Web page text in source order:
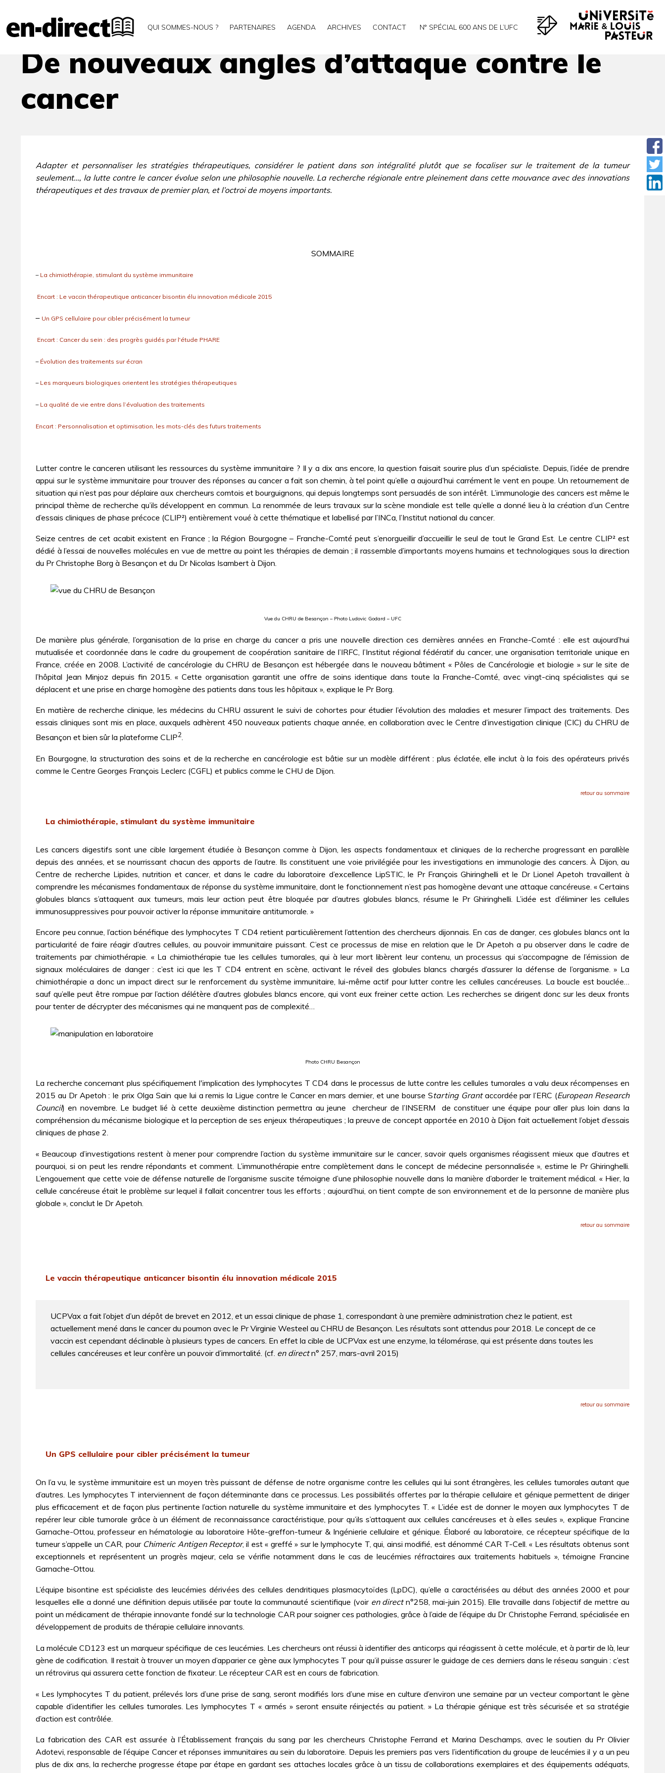
QUI SOMMES-NOUS ? PARTENAIRES AGENDA ARCHIVES CONTACT N° SPÉCIAL 600 ANS DE L’UFC
Archives De nouveaux angles d’attaque contre le cancer
De nouveaux angles d’attaque contre le
cancer
Adapter et personnaliser les stratégies thérapeutiques, considérer le patient dans son intégralité plutôt que se focaliser sur le traitement de la tumeur
seulement…, la lutte contre le cancer évolue selon une philosophie nouvelle. La recherche régionale entre pleinement dans cette mouvance avec des innovations
thérapeutiques et des travaux de premier plan, et l’octroi de moyens importants.
SOMMAIRE
– La chimiothérapie, stimulant du système immunitaire
Encart : Le vaccin thérapeutique anticancer bisontin élu innovation médicale 2015
– Un GPS cellulaire pour cibler précisément la tumeur
Encart : Cancer du sein : des progrès guidés par l'étude PHARE
– Évolution des traitements sur écran
– Les marqueurs biologiques orientent les stratégies thérapeutiques
– La qualité de vie entre dans l’évaluation des traitements
Encart : Personnalisation et optimisation, les mots-clés des futurs traitements
Lutter contre le canceren utilisant les ressources du système immunitaire ? Il y a dix ans encore, la question faisait sourire plus d’un spécialiste. Depuis, l’idée de prendre
appui sur le système immunitaire pour trouver des réponses au cancer a fait son chemin, à tel point qu’elle a aujourd’hui carrément le vent en poupe. Un retournement de
situation qui n’est pas pour déplaire aux chercheurs comtois et bourguignons, qui depuis longtemps sont persuadés de son intérêt. L’immunologie des cancers est même le
principal thème de recherche qu’ils développent en commun. La renommée de leurs travaux sur la scène mondiale est telle qu’elle a donné lieu à la création d’un Centre
d’essais cliniques de phase précoce (CLIP²) entièrement voué à cette thématique et labellisé par l’INCa, l’Institut national du cancer.
Seize centres de cet acabit existent en France ; la Région Bourgogne – Franche-Comté peut s’enorgueillir d’accueillir le seul de tout le Grand Est. Le centre CLIP² est
dédié à l’essai de nouvelles molécules en vue de mettre au point les thérapies de demain ; il rassemble d’importants moyens humains et technologiques sous la direction
du Pr Christophe Borg à Besançon et du Dr Nicolas Isambert à Dijon.
Vue du CHRU de Besançon – Photo Ludovic Godard – UFC
De manière plus générale, l’organisation de la prise en charge du cancer a pris une nouvelle direction ces dernières années en Franche-Comté : elle est aujourd’hui
mutualisée et coordonnée dans le cadre du groupement de coopération sanitaire de l’IRFC, l’Institut régional fédératif du cancer, une organisation territoriale unique en
France, créée en 2008. L’activité de cancérologie du CHRU de Besançon est hébergée dans le nouveau bâtiment « Pôles de Cancérologie et biologie » sur le site de
l’hôpital Jean Minjoz depuis fin 2015. « Cette organisation garantit une offre de soins identique dans toute la Franche-Comté, avec vingt-cinq spécialistes qui se
déplacent et une prise en charge homogène des patients dans tous les hôpitaux », explique le Pr Borg.
En matière de recherche clinique, les médecins du CHRU assurent le suivi de cohortes pour étudier l’évolution des maladies et mesurer l’impact des traitements. Des
essais cliniques sont mis en place, auxquels adhèrent 450 nouveaux patients chaque année, en collaboration avec le Centre d’investigation clinique (CIC) du CHRU de
Besançon et bien sûr la plateforme CLIP2.
En Bourgogne, la structuration des soins et de la recherche en cancérologie est bâtie sur un modèle différent : plus éclatée, elle inclut à la fois des opérateurs privés
comme le Centre Georges François Leclerc (CGFL) et publics comme le CHU de Dijon.
retour au sommaire
La chimiothérapie, stimulant du système immunitaire
Les cancers digestifs sont une cible largement étudiée à Besançon comme à Dijon, les aspects fondamentaux et cliniques de la recherche progressant en parallèle
depuis des années, et se nourrissant chacun des apports de l’autre. Ils constituent une voie privilégiée pour les investigations en immunologie des cancers. À Dijon, au
Centre de recherche Lipides, nutrition et cancer, et dans le cadre du laboratoire d’excellence LipSTIC, le Pr François Ghiringhelli et le Dr Lionel Apetoh travaillent à
comprendre les mécanismes fondamentaux de réponse du système immunitaire, dont le fonctionnement n’est pas homogène devant une attaque cancéreuse. « Certains
globules blancs s’attaquent aux tumeurs, mais leur action peut être bloquée par d’autres globules blancs, résume le Pr Ghiringhelli. L’idée est d’éliminer les cellules
immunosuppressives pour pouvoir activer la réponse immunitaire antitumorale. »
Encore peu connue, l’action bénéfique des lymphocytes T CD4 retient particulièrement l’attention des chercheurs dijonnais. En cas de danger, ces globules blancs ont la
particularité de faire réagir d’autres cellules, au pouvoir immunitaire puissant. C’est ce processus de mise en relation que le Dr Apetoh a pu observer dans le cadre de
traitements par chimiothérapie. « La chimiothérapie tue les cellules tumorales, qui à leur mort libèrent leur contenu, un processus qui s’accompagne de l’émission de
signaux moléculaires de danger : c’est ici que les T CD4 entrent en scène, activant le réveil des globules blancs chargés d’assurer la défense de l’organisme. » La
chimiothérapie a donc un impact direct sur le renforcement du système immunitaire, lui-même actif pour lutter contre les cellules cancéreuses. La boucle est bouclée…
sauf qu’elle peut être rompue par l’action délétère d’autres globules blancs encore, qui vont eux freiner cette action. Les recherches se dirigent donc sur les deux fronts
pour tenter de décrypter des mécanismes qui ne manquent pas de complexité…
Photo CHRU Besançon
La recherche concernant plus spécifiquement l'implication des lymphocytes T CD4 dans le processus de lutte contre les cellules tumorales a valu deux récompenses en
2015 au Dr Apetoh : le prix Olga Sain que lui a remis la Ligue contre le Cancer en mars dernier, et une bourse Starting Grantaccordée par l’ERC (European Research
Council) en novembre. Le budget lié à cette deuxième distinction permettra au jeune chercheur de l’INSERM de constituer une équipe pour aller plus loin dans la
compréhension du mécanisme biologique et la perception de ses enjeux thérapeutiques ; la preuve de concept apportée en 2010 à Dijon fait actuellement l’objet d’essais
cliniques de phase 2.
« Beaucoup d’investigations restent à mener pour comprendre l’action du système immunitaire sur le cancer, savoir quels organismes réagissent mieux que d’autres et
pourquoi, si on peut les rendre répondants et comment. L’immunothérapie entre complètement dans le concept de médecine personnalisée », estime le Pr Ghiringhelli.
L’engouement que cette voie de défense naturelle de l’organisme suscite témoigne d’une philosophie nouvelle dans la manière d’aborder le traitement médical. « Hier, la
cellule cancéreuse était le problème sur lequel il fallait concentrer tous les efforts ; aujourd’hui, on tient compte de son environnement et de la personne de manière plus
globale », conclut le Dr Apetoh.
retour au sommaire
Le vaccin thérapeutique anticancer bisontin élu innovation médicale 2015
UCPVax a fait l’objet d’un dépôt de brevet en 2012, et un essai clinique de phase 1, correspondant à une première administration chez le patient, est
actuellement mené dans le cancer du poumon avec le Pr Virginie Westeel au CHRU de Besançon. Les résultats sont attendus pour 2018. Le concept de ce
vaccin est cependant déclinable à plusieurs types de cancers. En effet la cible de UCPVax est une enzyme, la télomérase, qui est présente dans toutes les
cellules cancéreuses et leur confère un pouvoir d’immortalité. (cf. en directn° 257, mars-avril 2015)
retour au sommaire
Un GPS cellulaire pour cibler précisément la tumeur
On l’a vu, le système immunitaire est un moyen très puissant de défense de notre organisme contre les cellules qui lui sont étrangères, les cellules tumorales autant que
d’autres. Les lymphocytes T interviennent de façon déterminante dans ce processus. Les possibilités offertes par la thérapie cellulaire et génique permettent de diriger
plus efficacement et de façon plus pertinente l’action naturelle du système immunitaire et des lymphocytes T. « L’idée est de donner le moyen aux lymphocytes T de
repérer leur cible tumorale grâce à un élément de reconnaissance caractéristique, pour qu’ils s’attaquent aux cellules cancéreuses et à elles seules », explique Francine
Garnache-Ottou, professeur en hématologie au laboratoire Hôte-greffon-tumeur & Ingénierie cellulaire et génique. Élaboré au laboratoire, ce récepteur spécifique de la
tumeur s’appelle un CAR, pour Chimeric Antigen Receptor, il est « greffé » sur le lymphocyte T, qui, ainsi modifié, est dénommé CAR T-Cell. « Les résultats obtenus sont
exceptionnels et représentent un progrès majeur, cela se vérifie notamment dans le cas de leucémies réfractaires aux traitements habituels », témoigne Francine
Garnache-Ottou.
L’équipe bisontine est spécialiste des leucémies dérivées des cellules dendritiques plasmacytoïdes (LpDC), qu’elle a caractérisées au début des années 2000 et pour
lesquelles elle a donné une définition depuis utilisée par toute la communauté scientifique (voir en directn°258, mai-juin 2015). Elle travaille dans l’objectif de mettre au
point un médicament de thérapie innovante fondé sur la technologie CAR pour soigner ces pathologies, grâce à l’aide de l’équipe du Dr Christophe Ferrand, spécialisée en
développement de produits de thérapie cellulaire innovants.
La molécule CD123 est un marqueur spécifique de ces leucémies. Les chercheurs ont réussi à identifier des anticorps qui réagissent à cette molécule, et à partir de là, leur
gène de codification. Il restait à trouver un moyen d’apparier ce gène aux lymphocytes T pour qu’il puisse assurer le guidage de ces derniers dans le réseau sanguin : c’est
un rétrovirus qui assurera cette fonction de fixateur. Le récepteur CAR est en cours de fabrication.
« Les lymphocytes T du patient, prélevés lors d’une prise de sang, seront modifiés lors d’une mise en culture d’environ une semaine par un vecteur comportant le gène
capable d’identifier les cellules tumorales. Les lymphocytes T « armés » seront ensuite réinjectés au patient. » La thérapie génique est très sécurisée et sa stratégie
d’action est contrôlée.
La fabrication des CAR est assurée à l’Établissement français du sang par les chercheurs Christophe Ferrand et Marina Deschamps, avec le soutien du Pr Olivier
Adotevi, responsable de l’équipe Cancer et réponses immunitaires au sein du laboratoire. Depuis les premiers pas vers l’identification du groupe de leucémies il y a un peu
plus de dix ans, la recherche progresse étape par étape en gardant ses attaches locales grâce à un tissu de collaborations exemplaires et des équipements adéquats,